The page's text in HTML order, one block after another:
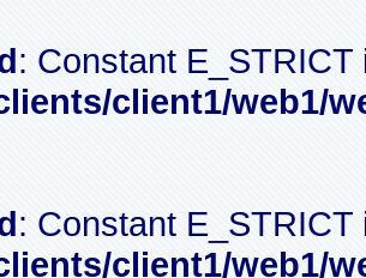
: Constant
client1/web1/
: Constant
client1/web1/